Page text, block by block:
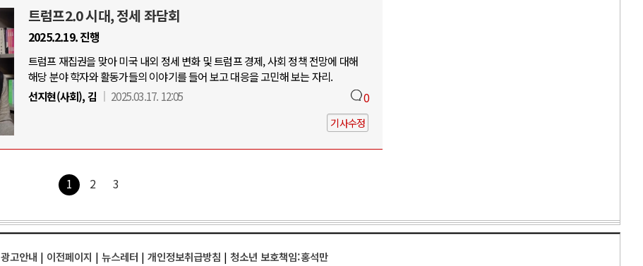
트럼프2.0 시대, 정세 좌담회
2025.2.19. 진행
트럼프 재집권을 맞아 미국 내외 정세 변화 및 트럼프 경제, 사회 정책 전망에 대해
해당 분야 학자와 활동가들의 이야기를 들어 보고 대응을 고민해 보는 자리.
선지현(사회), 김
2025.03.17. 12:05 0
기사수정
1 2 3
광고안내 | 이전페이지 | 뉴스레터 | 개인정보취급방침 | 청소년 보호책임:홍석만